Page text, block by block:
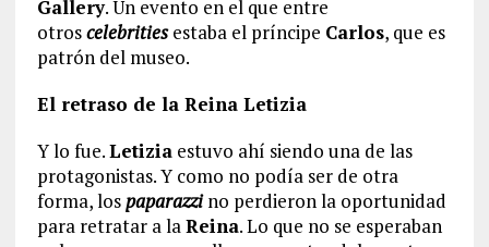
Gallery. Un evento en el que entre
otroscelebritiesestaba el príncipe Carlos, que es
patrón del museo.
El retraso de la Reina Letizia
Y lo fue.Letiziaestuvo ahí siendo una de las
protagonistas. Y como no podía ser de otra
forma, lospaparazzino perdieron la oportunidad
para retratar a laReina. Lo que no se esperaban